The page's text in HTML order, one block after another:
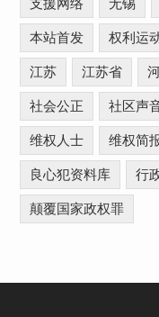
支援网络 无锡
本站首发 权利运
江苏 江苏省
社会公正 社区声
维权人士 维权简
良心犯资料库 行
颠覆国家政权罪